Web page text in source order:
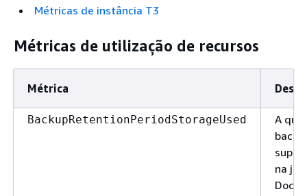
Métricas de instância T3
Métricas de utilização de recursos
Métrica
BackupRetentionPeriodStorageUsed
A
na